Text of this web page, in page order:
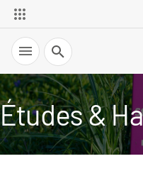
Recherche
Études &